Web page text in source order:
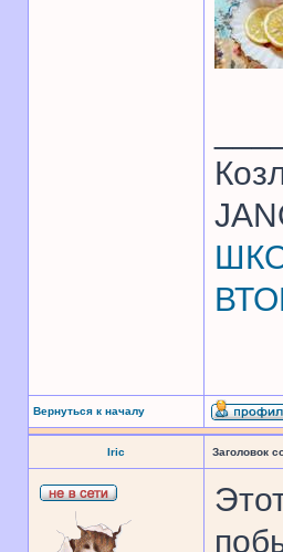
Вернуться к началу
Iric Заголовок